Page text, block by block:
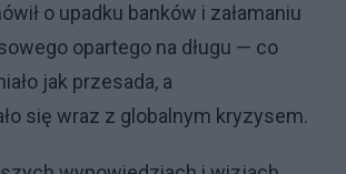
o upadku banków i załamaniu
opartego na długu — co
jak przesada, a
się wraz z globalnym kryzysem.